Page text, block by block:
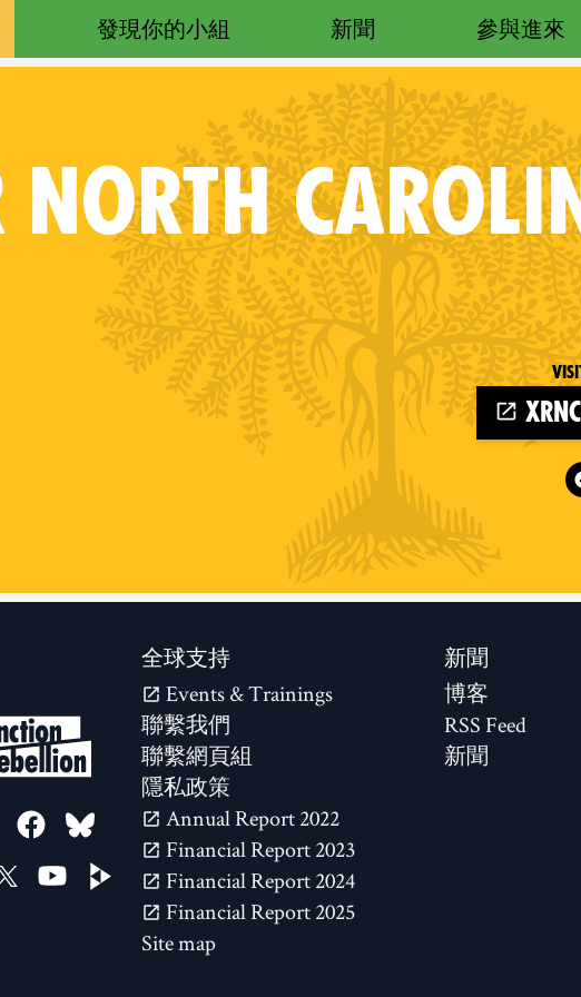
參與進來
新聞
發現你的小組
NORTH
Follow XR North
新聞
博客
RSS Feed
新聞
全球支持
Events & Trainings
聯繫我們
聯繫網頁組
隱私政策
2022 Annual Report
2023 Financial Report
2024 Financial Report
2025 Financial Report
Site map
US ON